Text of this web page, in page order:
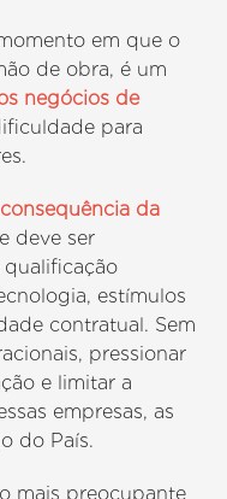
em que o
de obra, é um
negócios de
para
da
deve ser
estímulos
contratual. Sem
pressionar
e limitar a
empresas, as
do País.
mais preocupante